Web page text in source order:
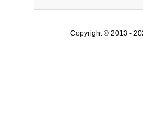
Copyright ® 2013 -